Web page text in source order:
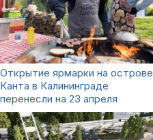
Открытие ярмарки на острове
Канта в Калининграде
перенесли на 23 апреля